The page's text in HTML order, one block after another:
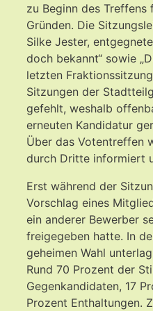
zu Beginn des Treffens
Gründen. Die
Silke Jester,
doch bekannt“ sowie
letzten
Sitzungen der
gefehlt, weshalb
erneuten Kandidatur
Über das Votentreffen
durch Dritte informiert
Erst während der
Vorschlag eines
ein anderer Bewerber
freigegeben hatte. In
geheimen Wahl
Rund 70 Prozent der
Gegenkandidaten, 17
Prozent Enthaltungen.